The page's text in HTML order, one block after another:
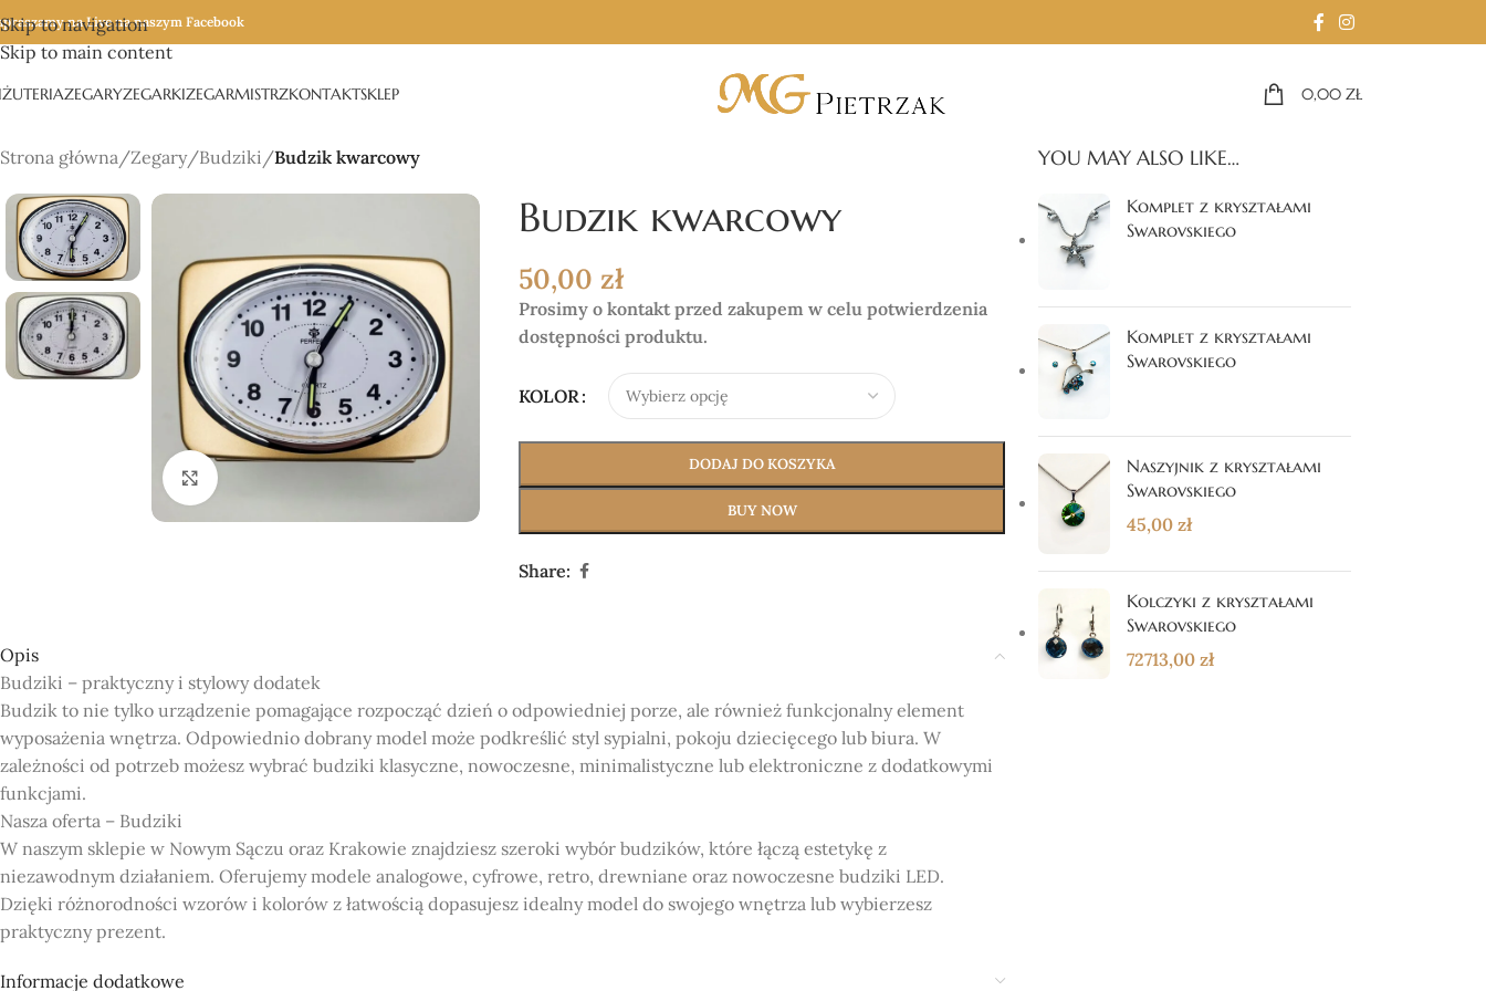
Skip to navigation
Skip to main content
na Live na naszym Facebook
ZEGARYZEGARKIZEGARMISTRZKONTAKTSKLEP 0,00 ZŁ
Strona główna/Zegary/Budziki /Budzik kwarcowy
Budzik kwarcowy
50,00 zł
Prosimy o kontakt przed zakupem w celu potwierdzenia
dostępności produktu.
KOLOR
DODAJ DO KOSZYKA
BUY NOW
Share:
Opis
Budziki – praktyczny i stylowy dodatek
Budzik to nie tylko urządzenie pomagające rozpocząć dzień o odpowiedniej porze, ale również funkcjonalny element
wyposażenia wnętrza. Odpowiednio dobrany model może podkreślić styl sypialni, pokoju dziecięcego lub biura. W
zależności od potrzeb możesz wybrać budziki klasyczne, nowoczesne, minimalistyczne lub elektroniczne z dodatkowymi
funkcjami.
Nasza oferta – Budziki
W naszym sklepie w Nowym Sączu oraz Krakowie znajdziesz szeroki wybór budzików, które łączą estetykę z
niezawodnym działaniem. Oferujemy modele analogowe, cyfrowe, retro, drewniane oraz nowoczesne budziki LED.
Dzięki różnorodności wzorów i kolorów z łatwością dopasujesz idealny model do swojego wnętrza lub wybierzesz
praktyczny prezent.
Bogata oferta: Szeroki wybór budzików w różnych stylach i kolorach.
Informacje dodatkowe
YOU MAY ALSO LIKE…
Komplet z kryształami
Swarovskiego
Komplet z kryształami
Swarovskiego
Naszyjnik z kryształami
Swarovskiego
45,00 zł
Kolczyki z kryształami
Swarovskiego
72713,00 zł